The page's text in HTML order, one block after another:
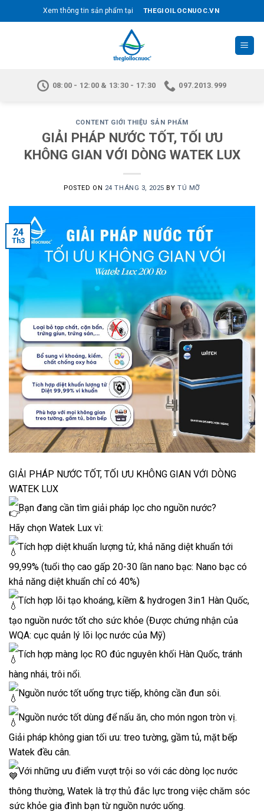
to
Xem thông tin sản phẩm tại THEGIOILOCNUOC.VN
08:00 - 12:00 & 13:30 - 17:30 097.2013.999
CONTENT GIỚI THIỆU SẢN PHẨM
GIẢI PHÁP NƯỚC TỐT, TỐI ƯU
KHÔNG GIAN VỚI DÒNG WATEK LUX
POSTED ON 24 THÁNG 3, 2025 BY TÚ MỠ
24
Th3
GIẢI PHÁP NƯỚC TỐT, TỐI ƯU KHÔNG GIAN VỚI DÒNG
WATEK LUX
Bạn đang cần tìm giải pháp lọc cho nguồn nước?
Hãy chọn Watek Lux vì:
Tích hợp diệt khuẩn lượng tử, khả năng diệt khuẩn tới
99,99% (tuổi thọ cao gấp 20-30 lần nano bạc: Nano bạc có
khả năng diệt khuẩn chỉ có 40%)
Tích hợp lõi tạo khoáng, kiềm & hydrogen 3in1 Hàn Quốc,
tạo nguồn nước tốt cho sức khỏe (Được chứng nhận của
WQA: cục quản lý lõi lọc nước của Mỹ)
Tích hợp màng lọc RO đúc nguyên khối Hàn Quốc, tránh
hàng nhái, trôi nổi.
Nguồn nước tốt uống trực tiếp, không cần đun sôi.
Nguồn nước tốt dùng để nấu ăn, cho món ngon tròn vị.
Giải pháp không gian tối ưu: treo tường, gầm tủ, mặt bếp
Watek đều cân.
Với những ưu điểm vượt trội so với các dòng lọc nước
thông thường, Watek là trợ thủ đắc lực trong việc chăm sóc
sức khỏe gia đình bạn từ nguồn nước uống.